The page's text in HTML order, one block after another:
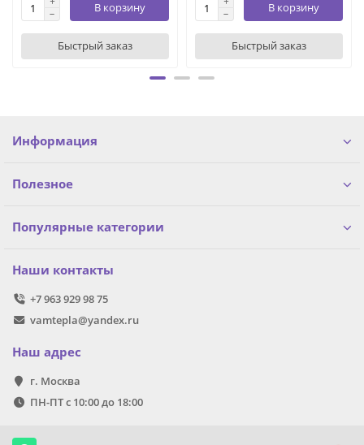
В корзину
Быстрый заказ
В корзину
Быстрый заказ
Информация
Полезное
Популярные категории
Наши контакты
+7 963 929 98 75
vamtepla@yandex.ru
Наш адрес
г. Москва
ПН-ПТ с 10:00 до 18:00